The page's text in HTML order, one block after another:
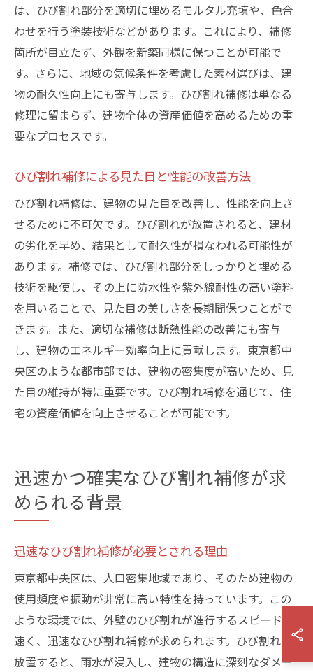
は、ひび割れ部分を適切に埋めるモルタル充填や、色合
わせを行う塗装技術などがあります。これにより、補修
箇所が目立たず、外観を新築同様に保つことが可能で
す。さらに、地域の気候条件を考慮した素材選びは、建
物の耐久性向上にも寄与します。ひび割れ補修は単なる
修理に留まらず、建物全体の資産価値を高めるための重
要なプロセスです。
ひび割れ補修による見た目と性能の改善方法
ひび割れ補修は、建物の見た目を改善し、性能を向上さ
せるために不可欠です。ひび割れが放置されると、建材
の劣化を早め、結果として耐久性が損なわれる可能性が
あります。補修では、ひび割れ部分をしっかりと埋める
技術を駆使し、その上に防水性や紫外線耐性の高い塗料
を用いることで、見た目の美しさを長期間保つことがで
きます。また、適切な補修は断熱性能の改善にも寄与
し、建物のエネルギー効率向上に貢献します。東京都中
央区のような都市部では、建物の密集度が高いため、見
た目の維持が特に重要です。ひび割れ補修を通じて、住
宅の資産価値を向上させることが可能です。
迅速かつ確実なひび割れ補修が求
められる背景
迅速なひび割れ補修が必要とされる理由
東京都中央区は、人口密集地域であり、そのため建物の
使用頻度や振動が非常に高い特性を持っています。この
ような環境では、外壁のひび割れが進行するスピードも
速く、迅速なひび割れ補修が求められます。ひび割れを
放置すると、雨水が浸入し、建物の構造に深刻なダメー